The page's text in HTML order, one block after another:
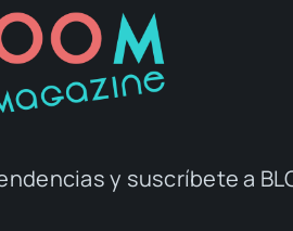
y suscríbete a